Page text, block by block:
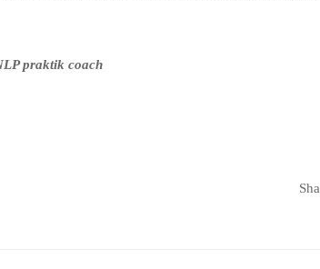
praktik coach